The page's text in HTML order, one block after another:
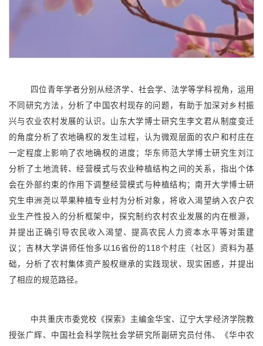
四位青年学者分别从经济学、社会学、法学等学科视角，运用
不同研究方法，分析了中国农村现存的问题，有助于加深对乡村振
兴与农业农村发展的认识。山东大学博士研究生李文君从制度变迁
的角度分析了农地确权的发生过程，认为微观层面的农户和村庄在
一定程度上影响了农地确权的进度；华东师范大学博士研究生刘江
分析了土地流转、经营模式与农业种植结构之间的关系，指出个体
会在外部约束的作用下调整经营模式与种植结构；南开大学博士研
究生申洲尧以苹果种植专业村为分析对象，将收入渴望纳入农户农
业生产性投入的分析框架中，探究制约农村农业发展的内在根源，
并提出正确引导农民收入渴望、提高农民人力资本水平等对策建
议；吉林大学讲师任怡多以16省份的118个村庄（社区）资料为基
础，分析了农村集体资产股权继承的实践现状、现实困惑，并提出
了相应的规范路径。
中共重庆市委党校《探索》主编金华宝、辽宁大学经济学院教
授张广辉、中国社会科学院社会学研究所副研究员付伟、《华中农